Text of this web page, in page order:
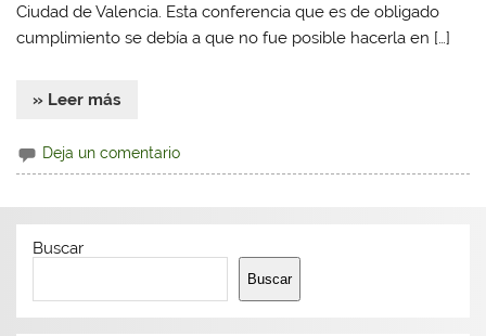
Ciudad de Valencia. Esta conferencia que es de obligado
cumplimiento se debía a que no fue posible hacerla en […]
» Leer más
Deja un comentario
Buscar
Buscar